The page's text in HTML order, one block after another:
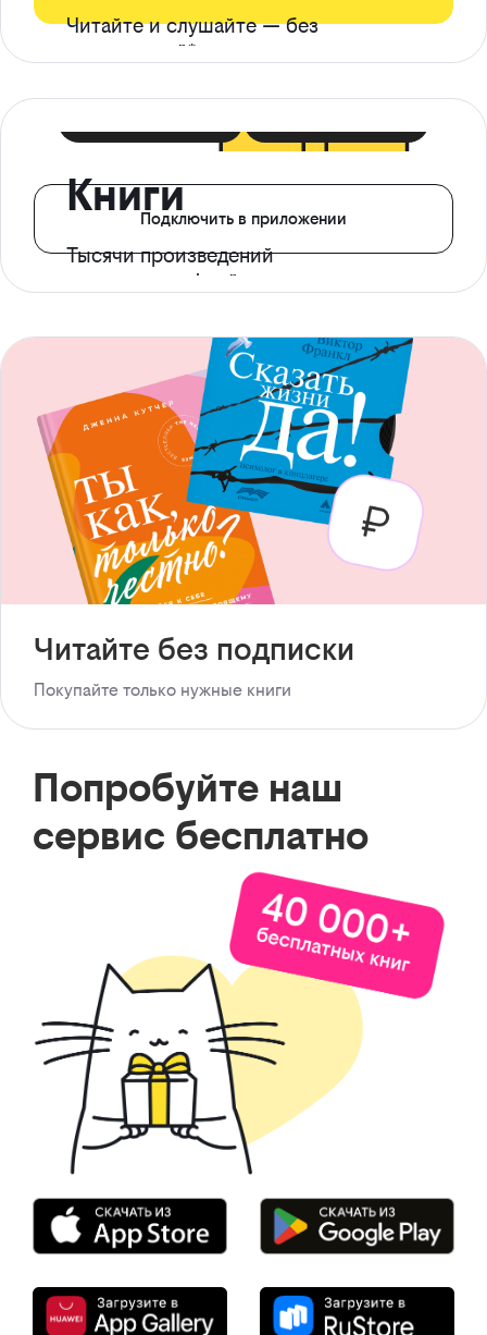
Читайте и слушайте — без
ограничений*
Книги
Тысячи произведений
с доступом офлайн
Подключить в приложении
Читайте без подписки
Покупайте только нужные книги
Попробуйте наш
сервис бесплатно